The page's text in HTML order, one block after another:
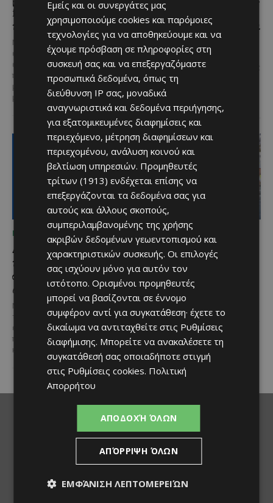
food, μουσική και
καλοκαιρινή διάθεση
Μία από τις πιο γευστικές
εκδηλώσεις του καλοκαιριού
επιστρέφει στα Λεύκαρα,
προσκαλώντας μικρούς και
μεγάλους να απολαύσουν
μοναδικές...
με μουσική,
παραδοσιακές γεύσεις και
πλούσιο πρόγραμμα
Η κυπριακή παράδοση δίνει ξανά
ραντεβού στον Πρωταρά, καθώς
το 10ο Φεστιβάλ Αγροτικού
Πολιτισμού θα πραγματοποιηθεί
ΜΈΝΟΥΜΕ ΕΝΗΜΕΡΩΜΈΝΟΙ
Διεθνώς αναγνωρισμένα
κρασιά στην κορυφαία
σχέση ποιότητας-τιμής
από τη Lidl Κύπρου
Με σφραγίδα ποιότητας από
τους Masters of Wine, η κάβα της
εταιρείας συνδυάζει εξαιρετική
ποικιλία, διεθνείς διακρίσεις
και...
ΜΈΝΟΥΜΕ ΕΝΗΜΕΡΩΜΈΝΟΙ
Ξεκίνησε η
αντικατάσταση 100
χιλιομέτρων δικτύου
ύδρευσης στο κέντρο της
Λεμεσού
Έργο προϋπολογισμού €9,2 εκατ.
με συγχρηματοδότηση από την
Ε.Ε. Με τελετή που
πραγματοποιήθηκε το πρωί της
Πέμπτης, 6 Αυγούστου...
Εμείς και οι συνεργάτες μας
χρησιμοποιούμε cookies και παρόμοιες
τεχνολογίες για να αποθηκεύουμε και να
έχουμε πρόσβαση σε πληροφορίες στη
συσκευή σας και να επεξεργαζόμαστε
προσωπικά δεδομένα, όπως τη
διεύθυνση IP σας, μοναδικά
αναγνωριστικά και δεδομένα περιήγησης,
για εξατομικευμένες διαφημίσεις και
περιεχόμενο, μέτρηση διαφημίσεων και
περιεχομένου, ανάλυση κοινού και
βελτίωση υπηρεσιών. Προμηθευτές
τρίτων (1913) ενδέχεται επίσης να
επεξεργάζονται τα δεδομένα σας για
αυτούς και άλλους σκοπούς,
συμπεριλαμβανομένης της χρήσης
ακριβών δεδομένων γεωεντοπισμού και
χαρακτηριστικών συσκευής. Οι επιλογές
σας ισχύουν μόνο για αυτόν τον
ιστότοπο. Ορισμένοι προμηθευτές
μπορεί να βασίζονται σε έννομο
συμφέρον αντί για συγκατάθεση· έχετε το
δικαίωμα να αντιταχθείτε στις Ρυθμίσεις
διαφήμισης. Μπορείτε να ανακαλέσετε τη
συγκατάθεσή σας οποιαδήποτε στιγμή
στις Ρυθμίσεις cookies. Πολιτική
Απορρήτου
ΑΠΟΔΟΧΉ ΌΛΩΝ
ΑΠΌΡΡΙΨΗ ΌΛΩΝ
ΕΜΦΆΝΙΣΗ ΛΕΠΤΟΜΕΡΕΙΏΝ